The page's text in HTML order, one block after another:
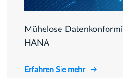
Mühelose
HANA
Erfahren Sie mehr